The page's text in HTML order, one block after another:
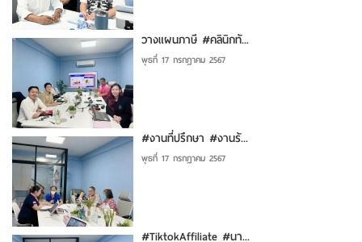
วางแผนภาษี #คลินิกทั...
พุธที่ 17 กรกฎาคม 2567
#งานที่ปรึกษา #งานรั...
พุธที่ 17 กรกฎาคม 2567
#TiktokAffiliate #นา...